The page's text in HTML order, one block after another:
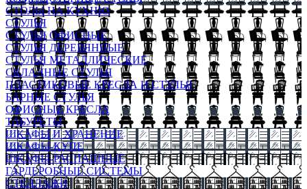
СТОЛЫ НА КУХНЮ
СТУЛЬЯ
СТУЛЬЯ ОФИСНЫЕ
СТУЛЬЯ ДЕРЕВЯННЫЕ
СТУЛЬЯ МЕТАЛЛИЧЕСКИЕ
СКЛАДНЫЕ СТУЛЬЯ
ПЛАСТИКОВЫЕ КРЕСЛА И СТУЛЬЯ
БАРНЫЕ СТУЛЬЯ
ОФИСНЫЕ КРЕСЛА
ТАБУРЕТЫ
ШКАФЫ И ХРАНЕНИЕ
ШКАФЫ-КУПЕ
ШКАФЫ-РАСПАШНЫЕ
ГАРДЕРОБНЫЕ СИСТЕМЫ
СТЕЛЛАЖИ